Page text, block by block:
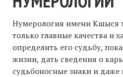
Нумерология имени Кшыся
только главные качества и
определить его судьбу,
жизни, дать сведения о
судьбоносные знаки и даже